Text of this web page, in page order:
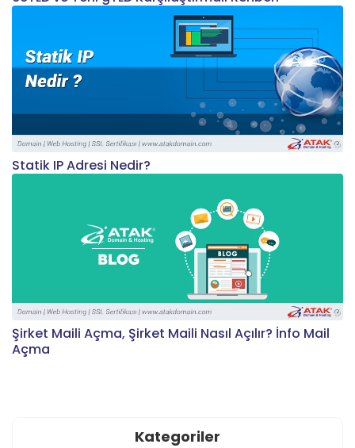
Statik IP Adresi Nedir?
Şirket Maili Açma, Şirket Maili Nasıl Açılır? İnfo Mail
Açma
Kategoriler